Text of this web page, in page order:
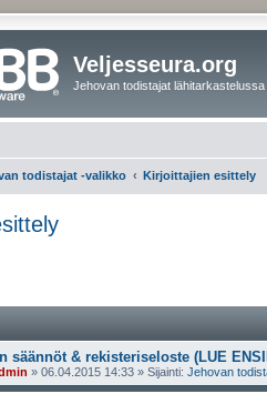
Veljesseura.org
Jehovan todistajat lähitarkastelussa
todistajat -valikko Kirjoittajien esittely
säännöt & rekisteriseloste (LUE
» 06.04.2015 14:33 » Sijainti: Jehovan